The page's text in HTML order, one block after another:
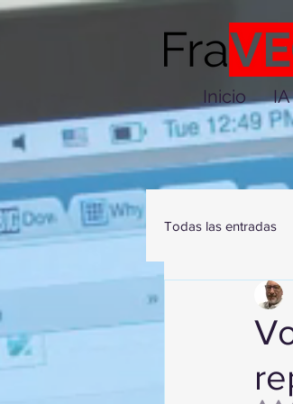
Inicio IA
Todas las entradas